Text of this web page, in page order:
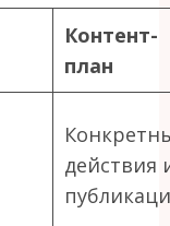
Контент-
план
действия